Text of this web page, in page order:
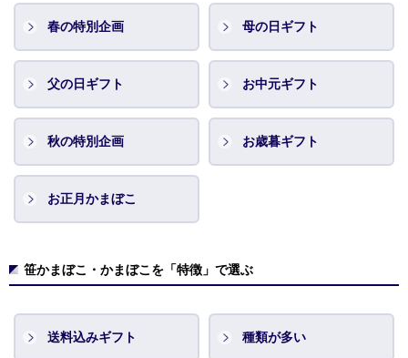
春の特別企画 母の日ギフト
父の日ギフト お中元ギフト
秋の特別企画 お歳暮ギフト
お正月かまぼこ
笹かまぼこ・かまぼこを「特徴」で選ぶ
送料込みギフト 種類が多い